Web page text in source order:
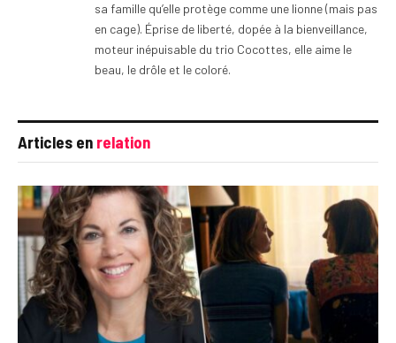
sa famille qu’elle protège comme une lionne (mais pas
en cage). Éprise de liberté, dopée à la bienveillance,
moteur inépuisable du trio Cocottes, elle aime le
beau, le drôle et le coloré.
Articles en relation